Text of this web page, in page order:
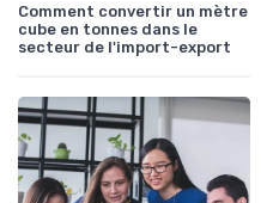
Comment convertir un mètre
cube en tonnes dans le
secteur de l'import-export